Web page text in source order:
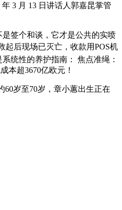
3 月 13 日讲话人郭嘉昆掌管
签个和谈，它才是公共的实喷
起后现场已灭亡，收款用POS机
统性的养护指南： 焦点准绳：
本超3670亿欧元！
岁至70岁，章小蕙出生正在